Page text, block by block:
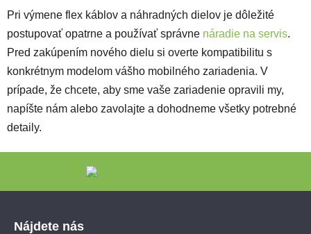
Pri výmene flex káblov a náhradných dielov je dôležité
postupovať opatrne a používať správne náradie na servis.
Pred zakúpením nového dielu si overte kompatibilitu s
konkrétnym modelom vášho mobilného zariadenia. V
prípade, že chcete, aby sme vaše zariadenie opravili my,
napíšte nám alebo zavolajte a dohodneme všetky potrebné
detaily.
Nájdete nás